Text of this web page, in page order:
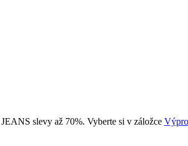
slevy až 70%. Vyberte si v záložce